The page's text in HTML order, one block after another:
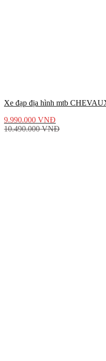
Xe đạp địa hình mtb
9.990.000 VNĐ
10.490.000VNĐ